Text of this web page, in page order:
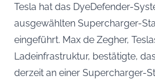
Tesla hat das DyeDefender-
ausgewählten Supercharger-
eingeführt. Max de Zegher,
Ladeinfrastruktur, bestätigte,
derzeit an einer Supercharger-